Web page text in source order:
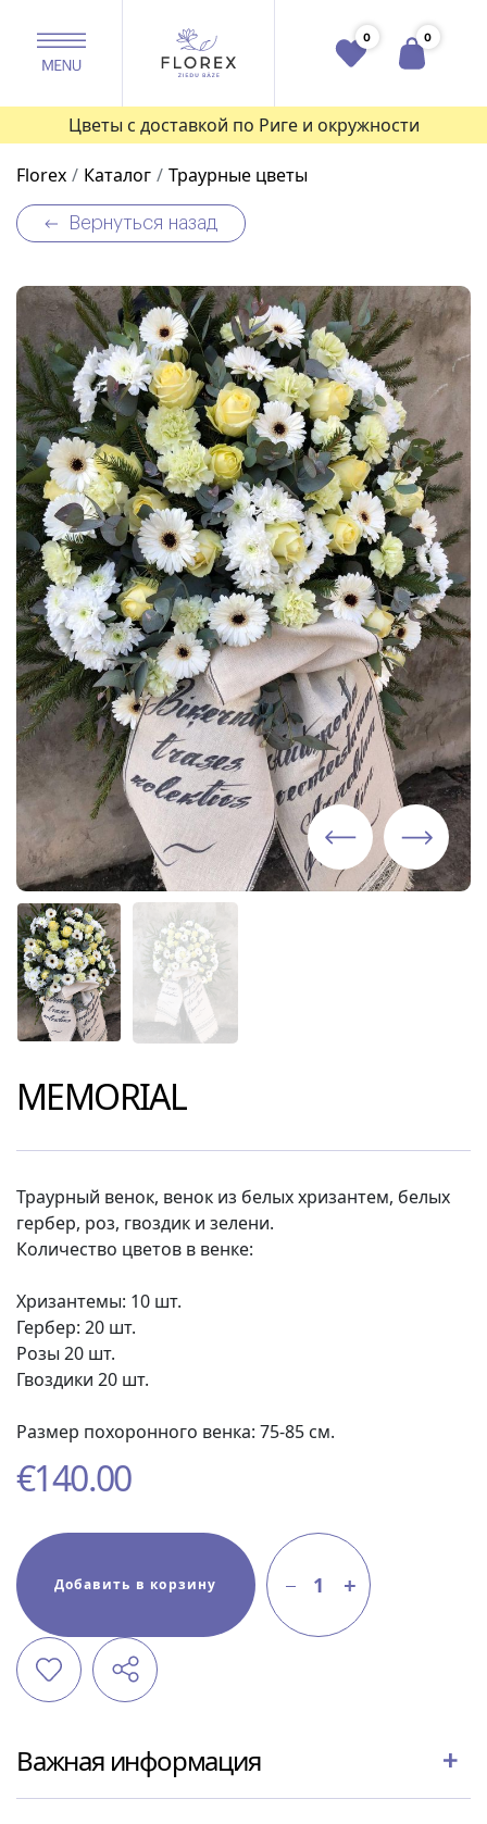
0 0
Цветы с доставкой по Риге и окружности
Florex Каталог Траурные цветы
Вернуться назад
MEMORIAL
Траурный венок, венок из белых хризантем, белых
гербер, роз, гвоздик и зелени.
Количество цветов в венке:
Хризантемы: 10 шт.
Гербер: 20 шт.
Розы 20 шт.
Гвоздики 20 шт.
Размер похоронного венка: 75-85 см.
€140.00
Добавить в корзину 1
Важная информация